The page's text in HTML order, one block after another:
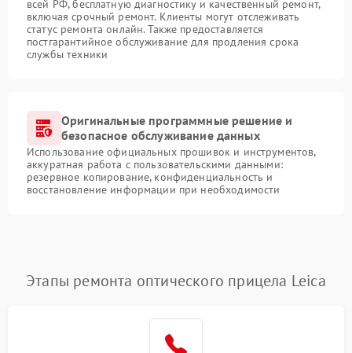
всей РФ, бесплатную диагностику и качественный ремонт,
включая срочный ремонт. Клиенты могут отслеживать
статус ремонта онлайн. Также предоставляется
постгарантийное обслуживание для продления срока
службы техники
Оригинальные программные решение и
безопасное обслуживание данных
Использование официальных прошивок и инструментов,
аккуратная работа с пользовательскими данными:
резервное копирование, конфиденциальность и
восстановление информации при необходимости
Этапы ремонта оптического прицела Leica